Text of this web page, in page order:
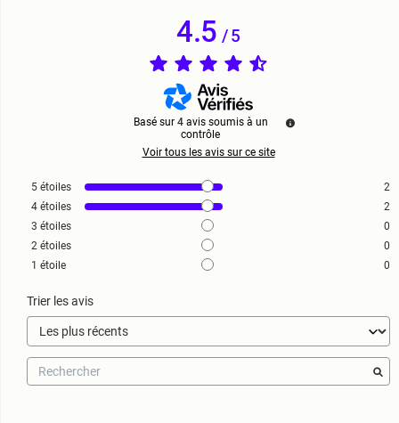
4.5/5
Basé sur 4 avis soumis à un
contrôle
Voir tous les avis sur ce site
5 étoiles
2
4 étoiles
2
3 étoiles
0
2 étoiles
0
1 étoile 0
Trier les avis